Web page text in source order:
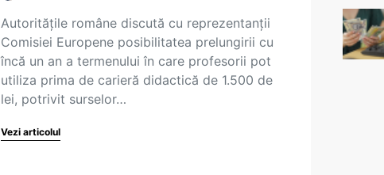
Autoritățile române discută cu reprezentanții
Comisiei Europene posibilitatea prelungirii cu
încă un an a termenului în care profesorii pot
utiliza prima de carieră didactică de 1.500 de
lei, potrivit surselor…
Vezi articolul